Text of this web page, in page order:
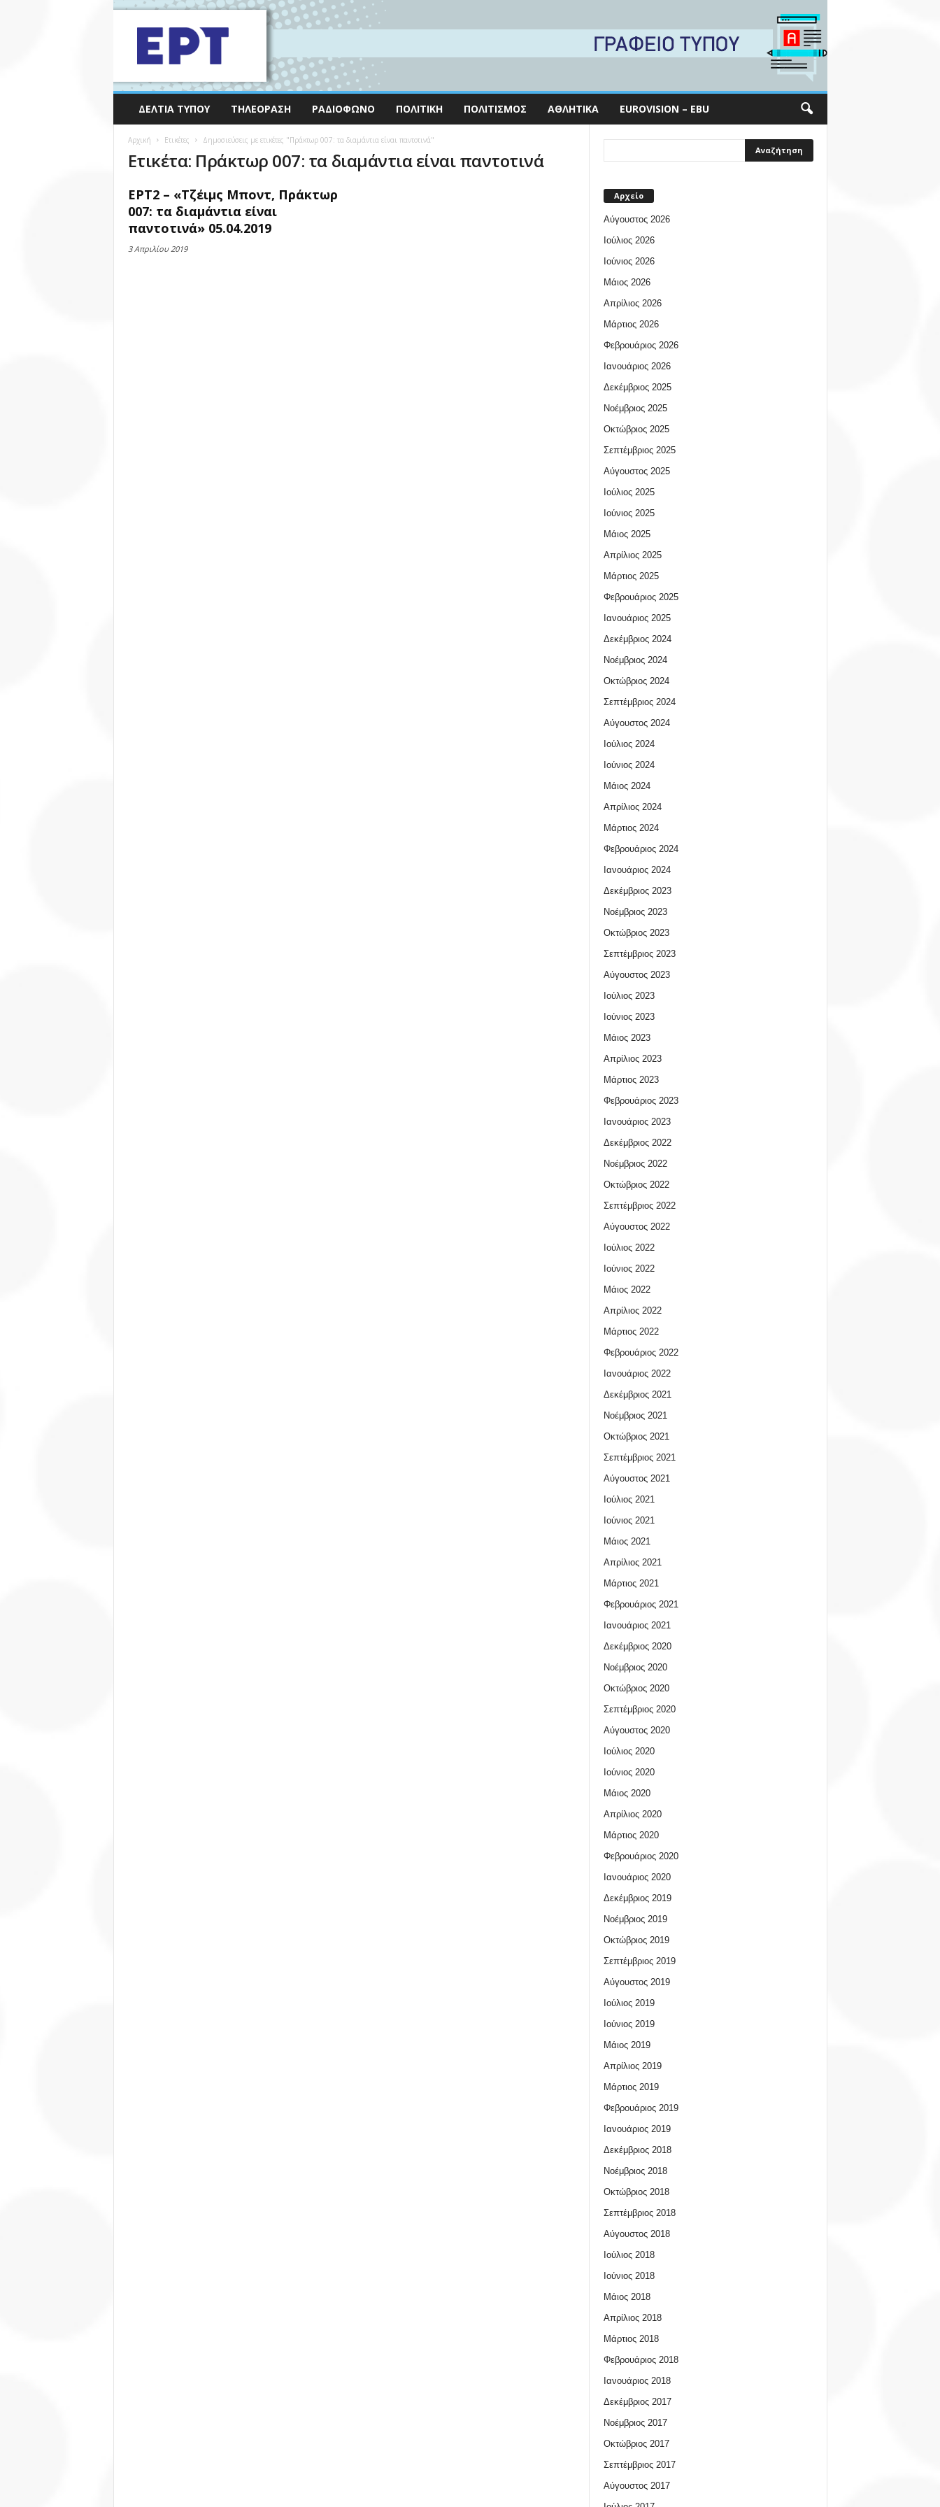
ΔΕΛΤΊΑ ΤΎΠΟΥ ΤΗΛΕΌΡΑΣΗ ΡΑΔΙΌΦΩΝΟ ΠΟΛΙΤΙΚΉ ΠΟΛΙΤΙΣΜΌΣ ΑΘΛΗΤΙΚΆ EUROVISION – EBU
Αρχική Ετικέτες Δημοσιεύσεις με ετικέτες "Πράκτωρ 007: τα διαμάντια είναι παντοτινά"
Ετικέτα: Πράκτωρ 007: τα διαμάντια είναι παντοτινά
ΕΡΤ2 – «Τζέιμς Μποντ, Πράκτωρ
007: τα διαμάντια είναι
παντοτινά» 05.04.2019
3 Απριλίου 2019
Αρχείο
Αύγουστος 2026
Ιούλιος 2026
Ιούνιος 2026
Μάιος 2026
Απρίλιος 2026
Μάρτιος 2026
Φεβρουάριος 2026
Ιανουάριος 2026
Δεκέμβριος 2025
Νοέμβριος 2025
Οκτώβριος 2025
Σεπτέμβριος 2025
Αύγουστος 2025
Ιούλιος 2025
Ιούνιος 2025
Μάιος 2025
Απρίλιος 2025
Μάρτιος 2025
Φεβρουάριος 2025
Ιανουάριος 2025
Δεκέμβριος 2024
Νοέμβριος 2024
Οκτώβριος 2024
Σεπτέμβριος 2024
Αύγουστος 2024
Ιούλιος 2024
Ιούνιος 2024
Μάιος 2024
Απρίλιος 2024
Μάρτιος 2024
Φεβρουάριος 2024
Ιανουάριος 2024
Δεκέμβριος 2023
Νοέμβριος 2023
Οκτώβριος 2023
Σεπτέμβριος 2023
Αύγουστος 2023
Ιούλιος 2023
Ιούνιος 2023
Μάιος 2023
Απρίλιος 2023
Μάρτιος 2023
Φεβρουάριος 2023
Ιανουάριος 2023
Δεκέμβριος 2022
Νοέμβριος 2022
Οκτώβριος 2022
Σεπτέμβριος 2022
Αύγουστος 2022
Ιούλιος 2022
Ιούνιος 2022
Μάιος 2022
Απρίλιος 2022
Μάρτιος 2022
Φεβρουάριος 2022
Ιανουάριος 2022
Δεκέμβριος 2021
Νοέμβριος 2021
Οκτώβριος 2021
Σεπτέμβριος 2021
Αύγουστος 2021
Ιούλιος 2021
Ιούνιος 2021
Μάιος 2021
Απρίλιος 2021
Μάρτιος 2021
Φεβρουάριος 2021
Ιανουάριος 2021
Δεκέμβριος 2020
Νοέμβριος 2020
Οκτώβριος 2020
Σεπτέμβριος 2020
Αύγουστος 2020
Ιούλιος 2020
Ιούνιος 2020
Μάιος 2020
Απρίλιος 2020
Μάρτιος 2020
Φεβρουάριος 2020
Ιανουάριος 2020
Δεκέμβριος 2019
Νοέμβριος 2019
Οκτώβριος 2019
Σεπτέμβριος 2019
Αύγουστος 2019
Ιούλιος 2019
Ιούνιος 2019
Μάιος 2019
Απρίλιος 2019
Μάρτιος 2019
Φεβρουάριος 2019
Ιανουάριος 2019
Δεκέμβριος 2018
Νοέμβριος 2018
Οκτώβριος 2018
Σεπτέμβριος 2018
Αύγουστος 2018
Ιούλιος 2018
Ιούνιος 2018
Μάιος 2018
Απρίλιος 2018
Μάρτιος 2018
Φεβρουάριος 2018
Ιανουάριος 2018
Δεκέμβριος 2017
Νοέμβριος 2017
Οκτώβριος 2017
Σεπτέμβριος 2017
Αύγουστος 2017